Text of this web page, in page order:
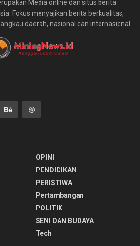
Media online dan situs berita
Fokus menyajikan berita berkualitas,
daerah, nasional dan internasional.
OPINI
PENDIDIKAN
PERISTIWA
Pertambangan
POLITIK
SENI DAN BUDAYA
Tech